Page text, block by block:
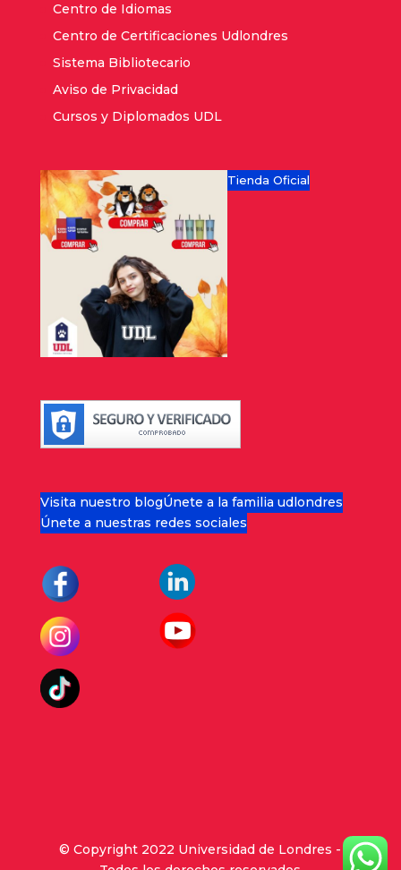
Centro de Idiomas
Centro de Certificaciones Udlondres
Sistema Bibliotecario
Aviso de Privacidad
Cursos y Diplomados UDL
Tienda Oficial
Visita nuestro blogÚnete a la familia udlondres
Únete a nuestras redes sociales
© Copyright 2022 Universidad de Londres -